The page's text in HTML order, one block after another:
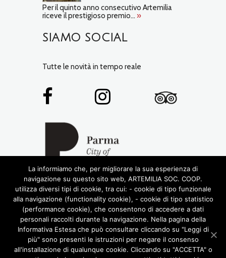
Per il quinto anno consecutivo Artemilia
riceve il prestigioso premio... »
SIAMO SOCIAL
Tutte le novità in tempo reale
© 2016 RIGHTS RESERVED •ARTEMILIA SOCIETÀ
COOPERATIVA
• P.IVA 02772780348
La informiamo che, per migliorare la sua esperienza di
navigazione su questo sito web, ARTEMILIA SOC. COOP.
utilizza diversi tipi di cookie, tra cui: - cookie di tipo funzionale
alla navigazione (functionality cookie), - cookie di tipo statistico
(performance cookie), che consentono di accedere a dati
personali raccolti durante la navigazione. Nella pagina della
Informativa Estesa che può consultare cliccando su "Leggi di
più" sono presenti le istruzioni per negare il consenso
all'installazione di qualunque cookie. Cliccando su "ACCETTA" o